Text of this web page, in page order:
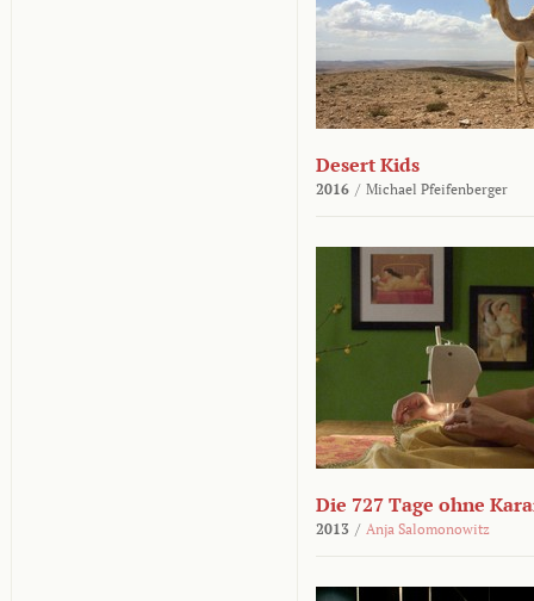
Desert Kids
2016 / Michael Pfeifenberger
Die 727 Tage ohne
2013 / Anja Salomonowitz